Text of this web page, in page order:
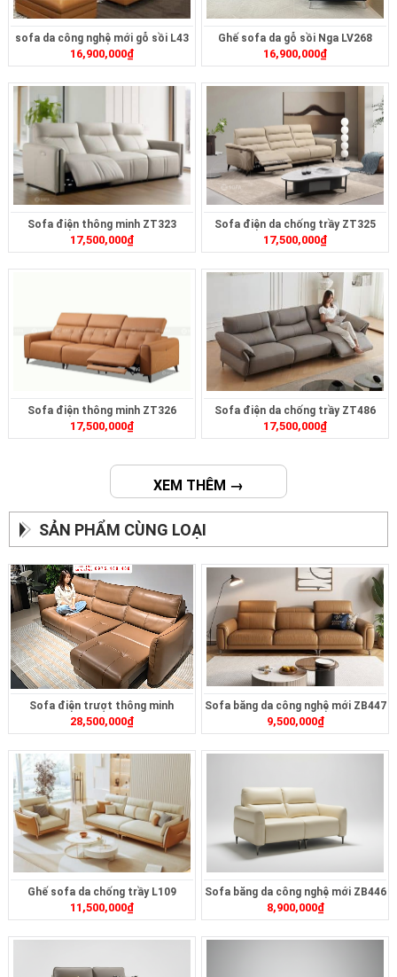
sofa da công nghệ mới gỗ sồi L43
16,900,000₫
Ghế sofa da gỗ sồi Nga LV268
16,900,000₫
Sofa điện thông minh ZT323
17,500,000₫
Sofa điện da chống trầy ZT325
17,500,000₫
Sofa điện thông minh ZT326
17,500,000₫
Sofa điện da chống trầy ZT486
17,500,000₫
XEM THÊM →
SẢN PHẨM CÙNG LOẠI
Sofa điện trượt thông minh
ZT2628
28,500,000₫
Sofa băng da công nghệ mới ZB447
9,500,000₫
Ghế sofa da chống trầy L109
11,500,000₫
Sofa băng da công nghệ mới ZB446
8,900,000₫